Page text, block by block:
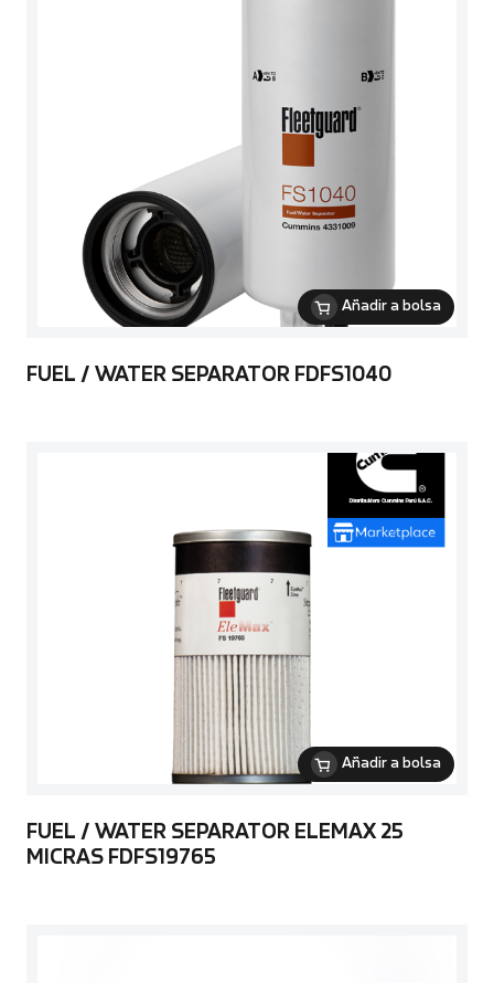
Añadir a bolsa
FUEL / WATER SEPARATOR FDFS1040
Añadir a bolsa
FUEL / WATER SEPARATOR ELEMAX 25
MICRAS FDFS19765